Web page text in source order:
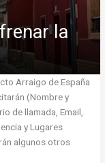
la
Arraigo de España
(Nombre y
de llamada, Email,
y Lugares
algunos otros